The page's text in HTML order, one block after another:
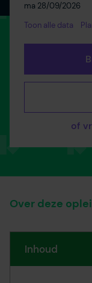
ma 28/09/2026
Toon alle data
of
Over deze
Inhoud